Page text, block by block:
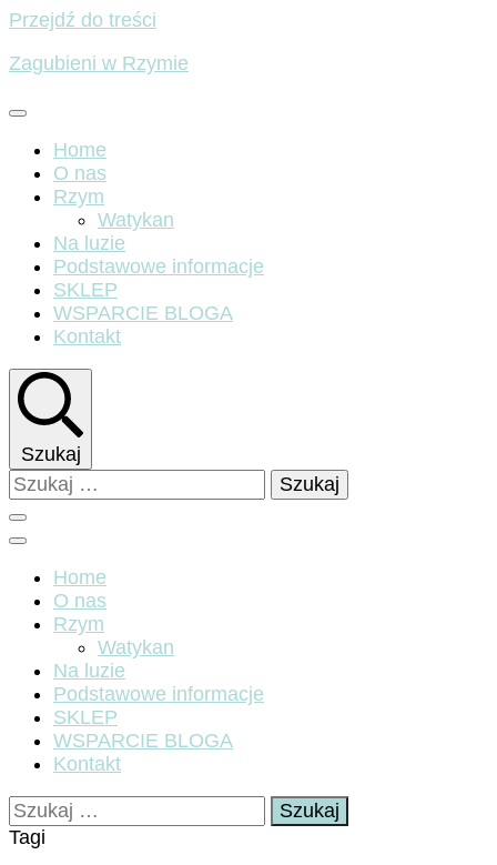
Przejdź do treści
Zagubieni w Rzymie
Home
O nas
Rzym
Watykan
Na luzie
Podstawowe informacje
SKLEP
WSPARCIE BLOGA
Kontakt
Szukaj
Szukaj:
Home
O nas
Rzym
Watykan
Na luzie
Podstawowe informacje
SKLEP
WSPARCIE BLOGA
Kontakt
Szukaj:
Tagi